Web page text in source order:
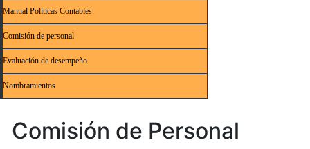
Manual Políticas Contables
Comisión de personal
Evaluación de desempeño
Nombramientos
Comisión de Personal